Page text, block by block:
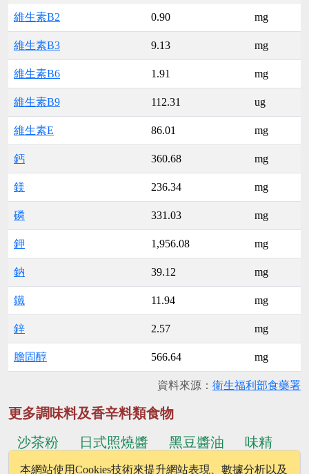
維生素B2 0.90 mg
維生素B3 9.13 mg
維生素B6 1.91 mg
維生素B9 112.31 ug
維生素E 86.01 mg
鈣 360.68 mg
鎂 236.34 mg
磷 331.03 mg
鉀 1,956.08 mg
鈉 39.12 mg
鐵 11.94 mg
鋅 2.57 mg
膽固醇 566.64 mg
資料來源： 衛生福利部食藥署
更多調味料及香辛料類食物
沙茶粉
日式照燒醬 黑豆醬油
味精
...更多食物
本網站使用Cookies技術來提升網站表現、數據分析以及